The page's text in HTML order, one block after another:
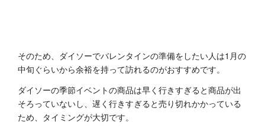
そのため、ダイソーでバレンタインの準備をしたい人は1月の
中旬ぐらいから余裕を持って訪れるのがおすすめです。
ダイソーの季節イベントの商品は早く行きすぎると商品が出
そろっていないし、遅く行きすぎると売り切れかかっている
ため、タイミングが大切です。